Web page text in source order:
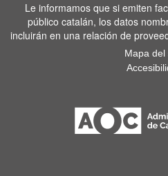
Le informamos que si emiten
público catalán, los datos
incluirán en una relación de
Mapa del